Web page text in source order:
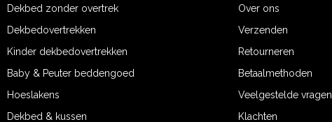
Dekbed zonder overtrek
Dekbedovertrekken
Kinder dekbedovertrekken
Baby & Peuter beddengoed
Hoeslakens
Dekbed & kussen
Over ons
Verzenden
Retourneren
Betaalmethoden
Veelgestelde vragen
Klachten